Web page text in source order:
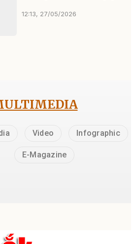
12:13, 27/05/2026
Video Infographic
E-Magazine